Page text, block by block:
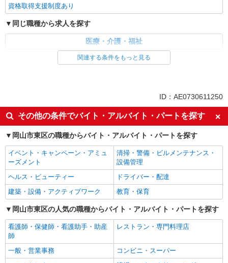
資格取得支援制度あり
同じ職種から求人を探す
医療・介護・福祉
同じ特徴から求人を探す
交通費支給
社会保険あり
産休・育休取得実績あり
関連する条件をもっと見る
ID：AE0730611250
その他の条件でバイト・アルバイト・パートを探す
岡山市東区の職種からバイト・アルバイト・パートを探す
イベント・キャンペーン・アミュ
ーズメント
清掃・警備・ビルメンテナンス・
設備管理
ヘルス・ビューティー
ドライバー・配達
建築・設備・アクティブワーク
教育・保育
岡山市東区の人気の職種からバイト・アルバイト・パートを探す
看護師・保健師・看護助手・助産
師
レストラン・専門料理店
一般・営業事務
コンビニ・スーパー